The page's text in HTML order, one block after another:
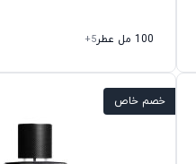
100 مل عطر +5
خصم خاص